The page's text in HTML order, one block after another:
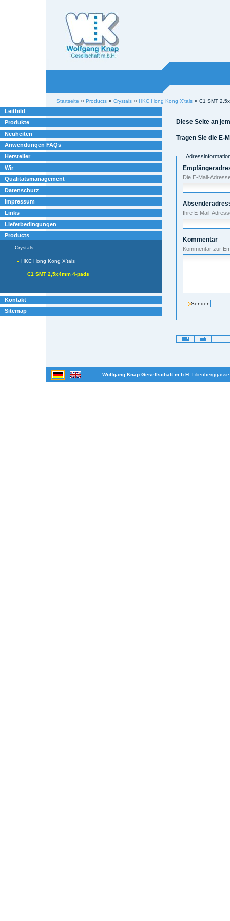
Sektionen
Benutzerspezifische
Werkzeuge
Startseite » Products » Crystals » HKC Hong Kong X'tals » C1 SMT
Leitbild
Produkte
Neuheiten
Anwendungen FAQs
Hersteller
Wir
Qualitätsmanagement
Datenschutz
Impressum
Links
Lieferbedingungen
Products
Crystals
HKC Hong Kong X'tals
C1 SMT 2,5x4mm 4-pads
Kontakt
Sitemap
Diese Seite an
Tragen Sie die E-
Die E-Mail-
Ihre E-Mail-
Kommentar
Kommentar zur
Artikelaktionen
Wolfgang Knap Gesellschaft m.b.H.